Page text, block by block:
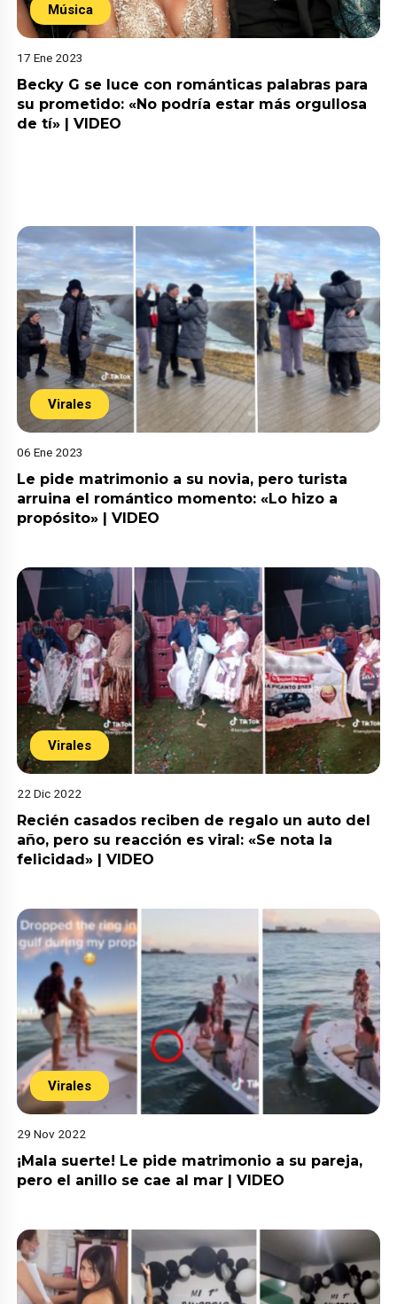
Música
17 Ene 2023
Becky G se luce con románticas palabras para
su prometido: «No podría estar más orgullosa
de tí» | VIDEO
Virales
06 Ene 2023
Le pide matrimonio a su novia, pero turista
arruina el romántico momento: «Lo hizo a
propósito» | VIDEO
Virales
22 Dic 2022
Recién casados reciben de regalo un auto del
año, pero su reacción es viral: «Se nota la
felicidad» | VIDEO
Virales
29 Nov 2022
¡Mala suerte! Le pide matrimonio a su pareja,
pero el anillo se cae al mar | VIDEO